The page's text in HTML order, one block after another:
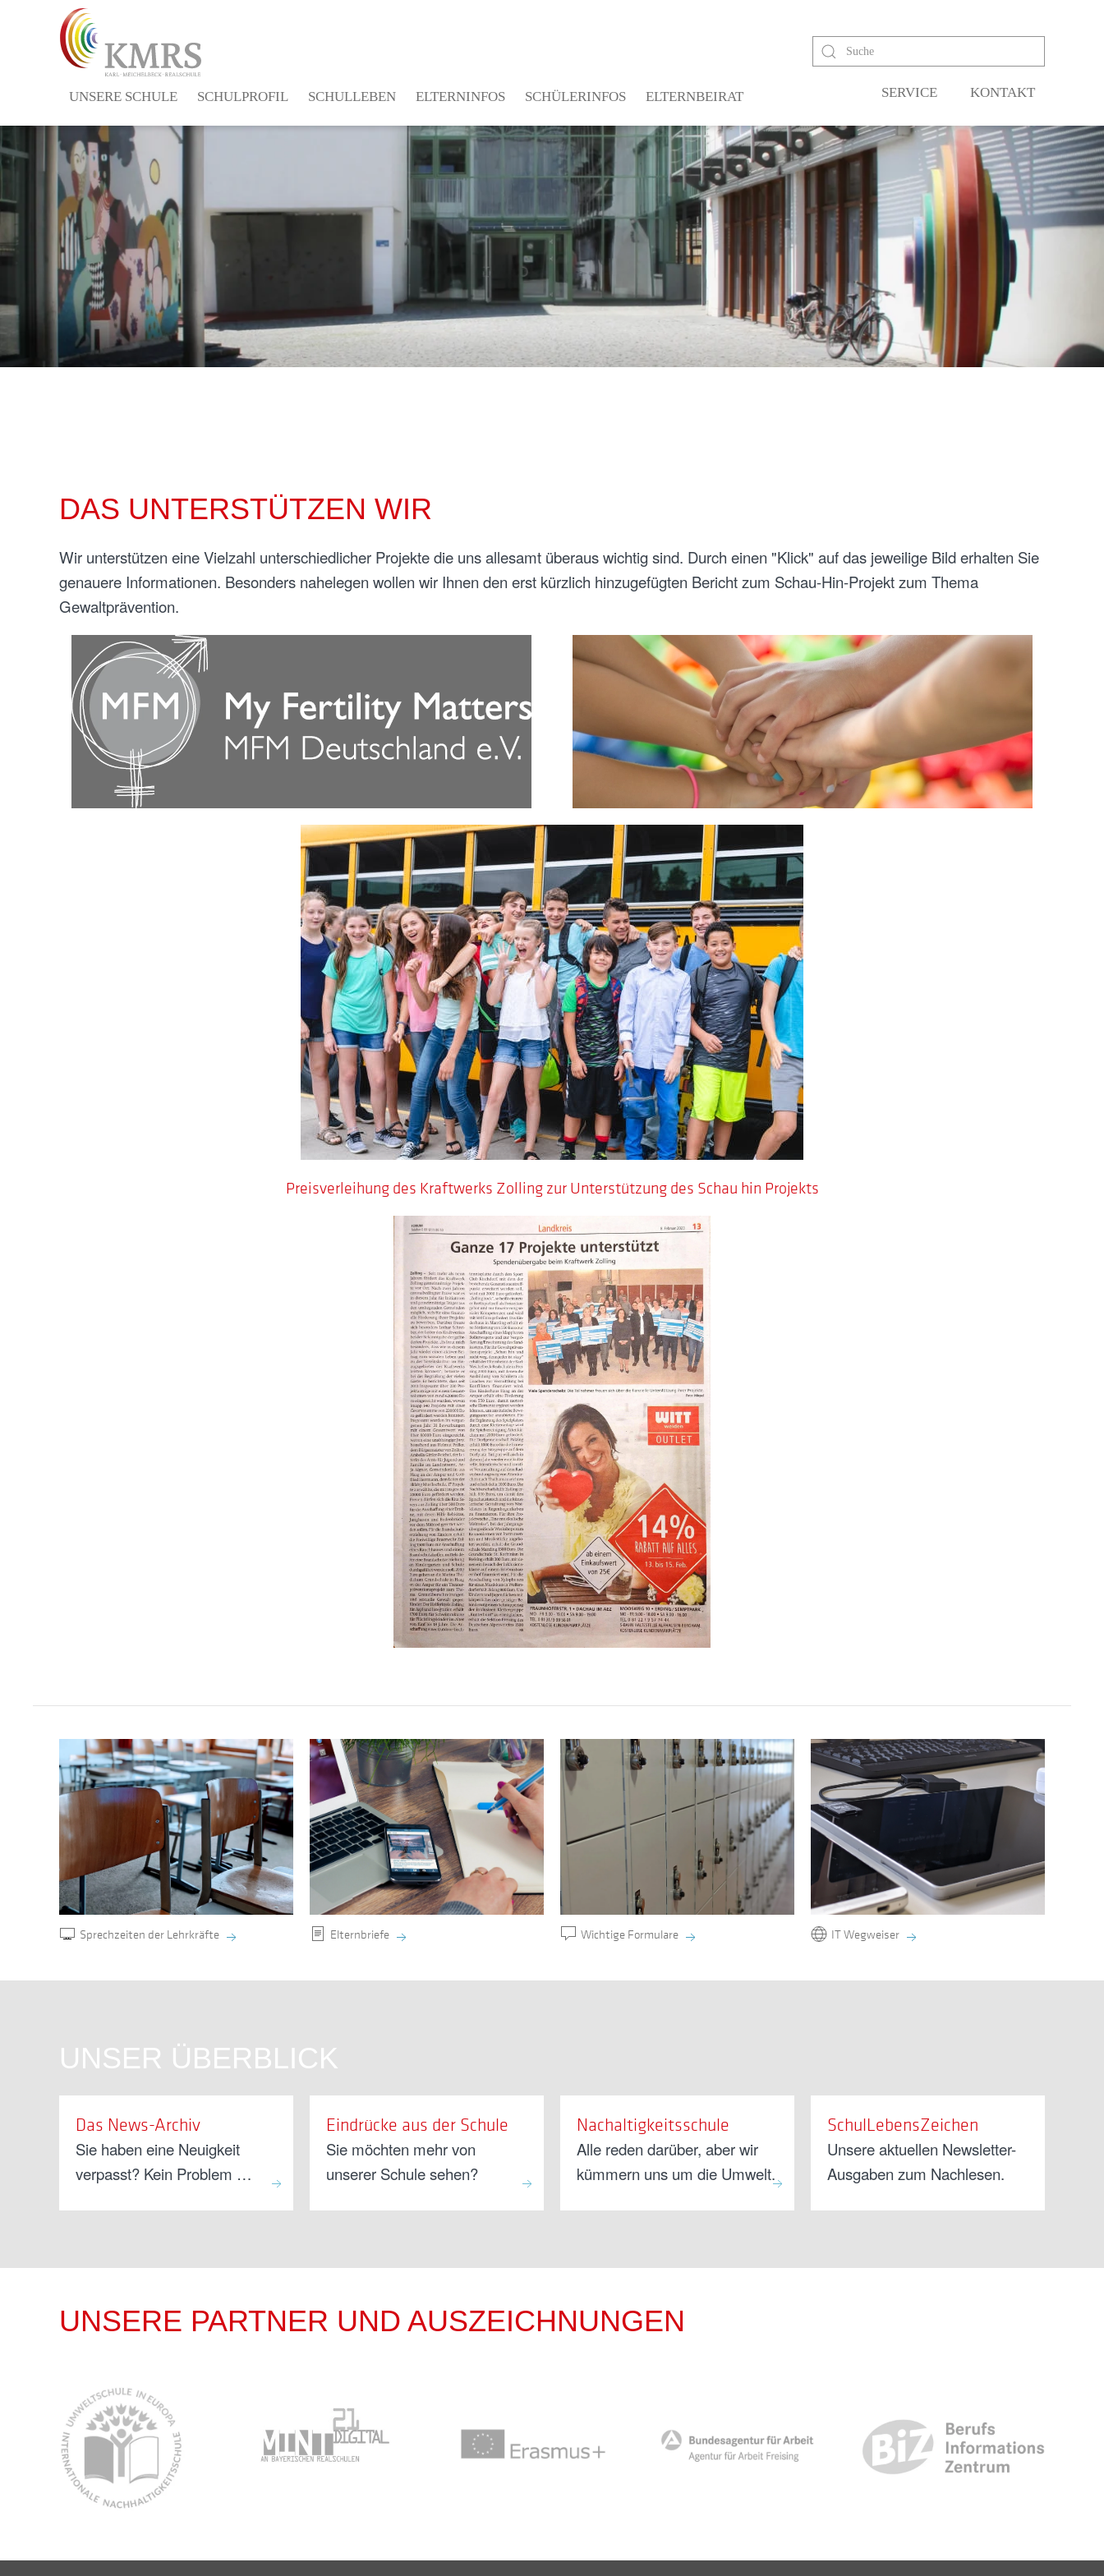
UNSERE SCHULE SCHULPROFIL SCHULLEBEN ELTERNINFOS SCHÜLERINFOS ELTERNBEIRAT SERVICE KONTAKT
DAS UNTERSTÜTZEN WIR
Wir unterstützen eine Vielzahl unterschiedlicher Projekte die uns allesamt überaus wichtig sind. Durch einen "Klick" auf das jeweilige Bild erhalten Sie
genauere Informationen. Besonders nahelegen wollen wir Ihnen den erst kürzlich hinzugefügten Bericht zum Schau-Hin-Projekt zum Thema
Gewaltprävention.
Preisverleihung des Kraftwerks Zolling zur Unterstützung des Schau hin Projekts
Sprechzeiten der Lehrkräfte Elternbriefe Wichtige Formulare IT Wegweiser
UNSER ÜBERBLICK
Das News-Archiv
Sie haben eine Neuigkeit
verpasst? Kein Problem …
Eindrücke aus der Schule
Sie möchten mehr von
unserer Schule sehen?
Nachaltigkeitsschule
Alle reden darüber, aber wir
kümmern uns um die Umwelt.
SchulLebensZeichen
Unsere aktuellen Newsletter-
Ausgaben zum Nachlesen.
UNSERE PARTNER UND AUSZEICHNUNGEN